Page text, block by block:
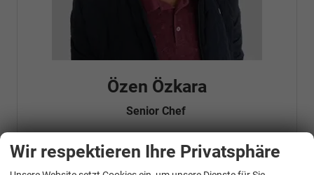
Özen Özkara
Senior Chef
Telefonnummer: 07181 - 47695 15
Wir respektieren Ihre Privatsphäre